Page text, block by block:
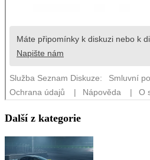
Další z kategorie